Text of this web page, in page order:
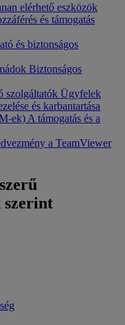
elérhető eszközök
és támogatás
és biztonságos
Biztonságos
szolgáltatók Ügyfelek
és karbantartása
ek) A támogatás és a
a TeamViewer
szerint